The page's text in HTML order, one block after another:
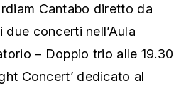
Cantabo diretto da
concerti nell’Aula
– Doppio trio alle 19.30
Concert’ dedicato al